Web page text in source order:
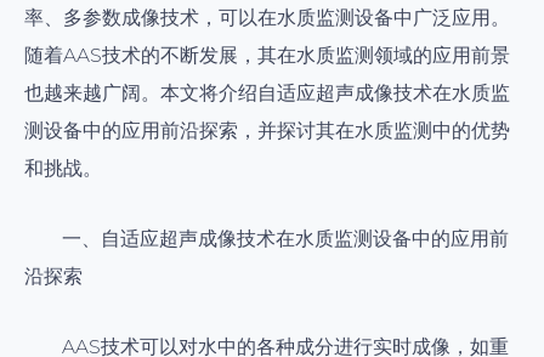
率、多参数成像技术，可以在水质监测设备中广泛应用。
随着AAS技术的不断发展，其在水质监测领域的应用前景
也越来越广阔。本文将介绍自适应超声成像技术在水质监
测设备中的应用前沿探索，并探讨其在水质监测中的优势
和挑战。
一、自适应超声成像技术在水质监测设备中的应用前
沿探索
AAS技术可以对水中的各种成分进行实时成像，如重